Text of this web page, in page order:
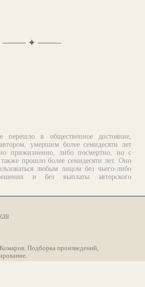
✦
перешло в общественное достояние,
умершим более семидесяти лет
прижизненно, либо посмертно, но с
прошло более семидесяти лет. Оно
любым лицом без чьего-либо
и без выплаты авторского
Подборка произведений,